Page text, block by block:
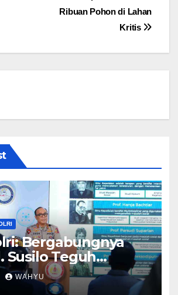
Ribuan Pohon di Lahan
Kritis
Bergabungnya
Susilo Teguh
UBISA Perkuat
Kepolisian
WAHYU